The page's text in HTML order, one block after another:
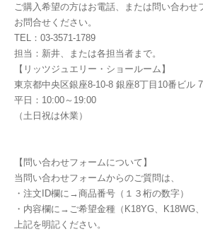
ご購入希望の方はお電話、または問い合わせ
お問合せください。
TEL：03-3571-1789
担当：新井、または各担当者まで。
【リッツジュエリー・ショールーム】
東京都中央区銀座8-10-8 銀座8丁目10番ビル
平日：10:00～19:00
（土日祝は休業）
【問い合わせフォームについて】
当問い合わせフォームからのご質問は、
・注文ID欄に→商品番号（１３桁の数字）
・内容欄に→ご希望金種（K18YG、K18WG
上記を明記ください。